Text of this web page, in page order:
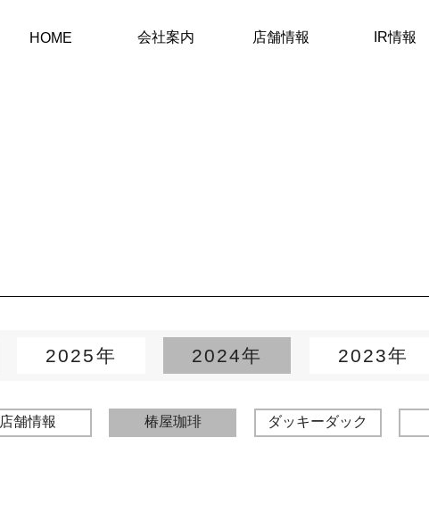
HOME 会社案内 店舗情報 IR情報
2025年 2024年 2023年
店舗情報 椿屋珈琲 ダッキーダック